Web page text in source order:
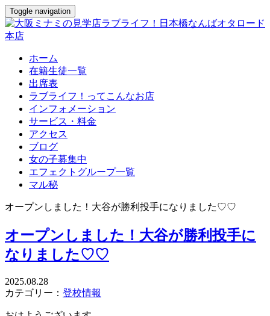
Toggle navigation
ホーム
在籍生徒一覧
出席表
ラブライフ！ってこんなお店
インフォメーション
サービス・料金
アクセス
ブログ
女の子募集中
エフェクトグループ一覧
マル秘
オープンしました！大谷が勝利投手になりました♡♡
オープンしました！大谷が勝利投手に
なりました♡♡
2025.08.28
カテゴリー： 登校情報